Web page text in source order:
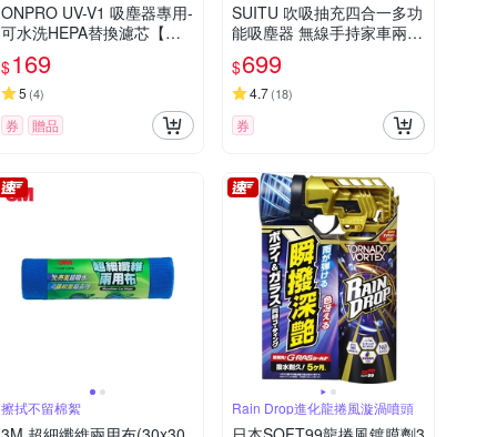
ONPRO UV-V1 吸塵器專用-
可水洗HEPA替換濾芯【一
入裝】
$169
5 (4)
券 贈品
SUITU 吹吸抽充四合一多功
能吸塵器 無線手持家車兩用
除塵器 車載抽氣吸塵機 吹
氣機 打氣機
$699
4.7(18)
券
擦拭不留棉絮 Rain Drop進化龍捲風漩渦噴頭